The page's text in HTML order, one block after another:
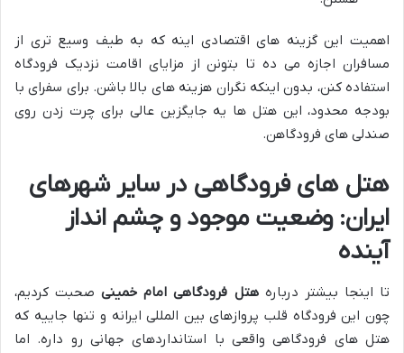
اهمیت این گزینه های اقتصادی اینه که به طیف وسیع تری از
مسافران اجازه می ده تا بتونن از مزایای اقامت نزدیک فرودگاه
استفاده کنن، بدون اینکه نگران هزینه های بالا باشن. برای سفرای با
بودجه محدود، این هتل ها یه جایگزین عالی برای چرت زدن روی
صندلی های فرودگاهن.
هتل های فرودگاهی در سایر شهرهای
ایران: وضعیت موجود و چشم انداز
آینده
تا اینجا بیشتر دربارههتل فرودگاهی امام خمینیصحبت کردیم،
چون این فرودگاه قلب پروازهای بین المللی ایرانه و تنها جاییه که
هتل های فرودگاهی واقعی با استانداردهای جهانی رو داره. اما